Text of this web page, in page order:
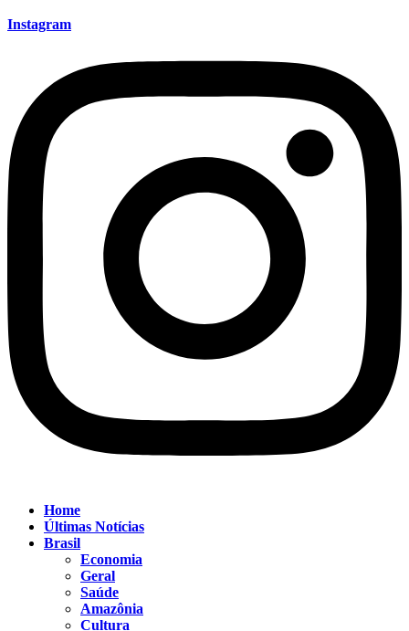
Instagram
Home
Últimas Notícias
Brasil
Economia
Geral
Saúde
Amazônia
Cultura